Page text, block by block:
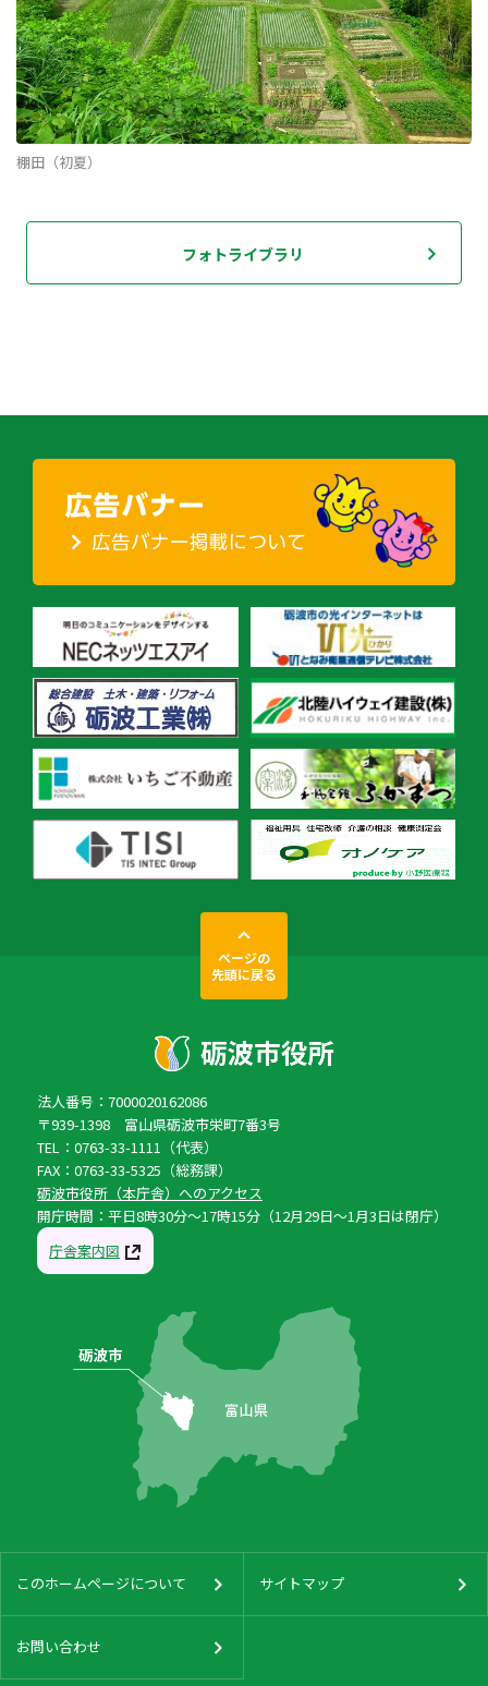
棚田（初夏）
フォトライブラリ
ページの
先頭に戻る
法人番号：7000020162086
〒939-1398 富山県砺波市栄町7番3号
TEL：0763-33-1111（代表）
FAX：0763-33-5325（総務課）
砺波市役所（本庁舎）へのアクセス
開庁時間：平日8時30分〜17時15分（12月29日〜1月3日は閉庁）
庁舎案内図
このホームページについて サイトマップ
お問い合わせ